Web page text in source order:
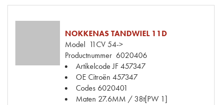
NOKKENAS TANDWIEL 11D
Model 11CV 54->
Productnummer 6020406
Artikelcode JF457347
OE Citroën 457347
Codes 6020401
Maten 27.6MM / 38t[PW 1]